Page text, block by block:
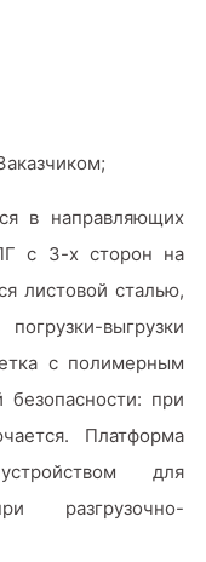
в направляющих
с 3-х сторон на
листовой сталью,
выгрузки
с полимерным
при
Платформа
для
разгрузочно-